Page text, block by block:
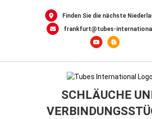
Finden Sie die nächste
frankfurt@tubes-
SCHLÄUCHE